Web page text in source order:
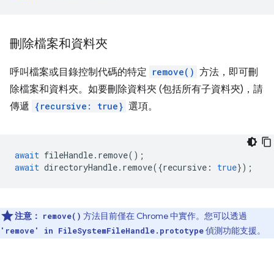
刪除檔案和資料夾
呼叫檔案或目錄控制代碼的特定 remove() 方法，即可刪
除檔案和資料夾。如要刪除資料夾 (包括所有子資料夾)，請
傳遞 {recursive: true} 選項。
await fileHandle. remove();
await directoryHandle. remove({recursive : true});
注意： remove() 方法目前僅在 Chrome 中實作。您可以透過
'remove' in FileSystemFileHandle.prototype偵測功能支援。